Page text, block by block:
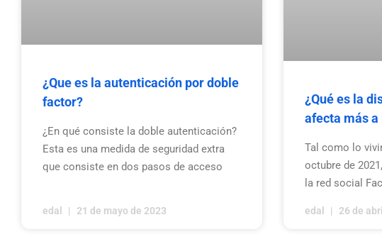
¿Que es la autenticación por doble
factor?
¿En qué consiste la doble autenticación?
Esta es una medida de seguridad extra
que consiste en dos pasos de acceso
edal 21 de mayo de 2023
¿Qué es la
afecta más
Tal como lo
octubre de
la red social
edal 26 de